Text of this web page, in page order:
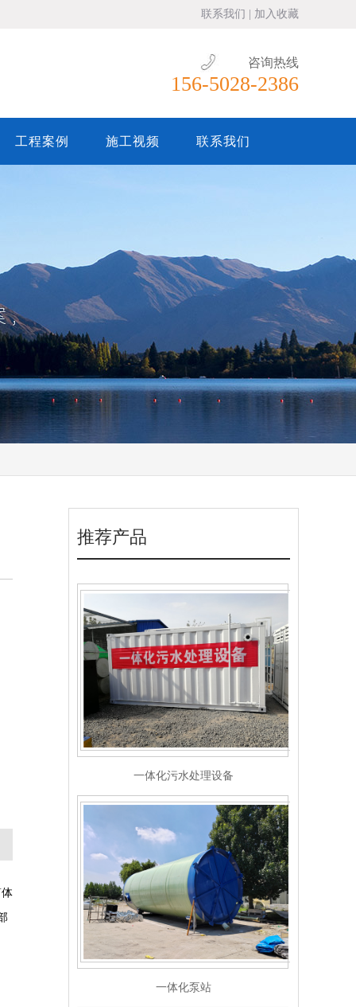
联系我们 加入收藏
咨询热线
156-5028-2386
工程案例 施工视频 联系我们
推荐产品
生活污水处理设备
医院污水处理设备
一体化泵站
一体化净水设备